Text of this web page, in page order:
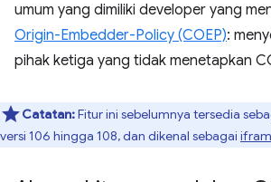
umum yang dimiliki developer yang
Origin-Embedder-Policy (COEP):
pihak ketiga yang tidak menetapkan
Catatan:Fitur ini sebelumnya tersedia
versi 106 hingga 108, dan dikenal sebagai